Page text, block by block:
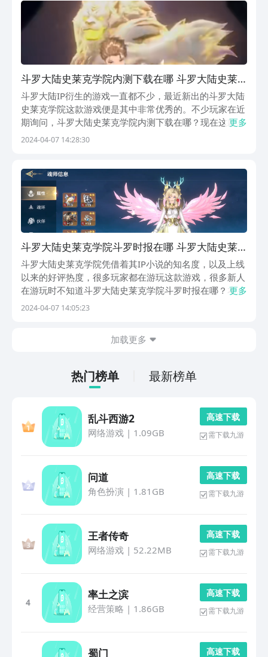
院#...
斗罗大陆史莱克学院内测下载在哪 斗罗大陆史莱
克学院内测版下载安装链接盘点
斗罗大陆IP衍生的游戏一直都不少，最近新出的斗罗大陆
史莱克学院这款游戏便是其中非常优秀的。不少玩家在近
期询问，斗罗大陆史莱克学院内测下载在哪？现在这款游
戏的内测已经结束了，大家可以直接通过下面的链接来下
更多
2024-04-07 14:28:30
斗罗大陆史莱克学院斗罗时报在哪 斗罗大陆史莱
克学院斗罗时报位置推荐
斗罗大陆史莱克学院凭借着其IP小说的知名度，以及上线
以来的好评热度，很多玩家都在游玩这款游戏，很多新人
在游玩时不知道斗罗大陆史莱克学院斗罗时报在哪？本文
就给大家分享一下斗罗时报的位置，希望能给到大家帮
更多
2024-04-07 14:05:23
加载更多
热门榜单 最新榜单
乱斗西游2
网络游戏| 1.09GB
高 速 下 载
需下载九游
问道
角色扮演 | 1.81GB
高 速 下 载
需下载九游
王者传奇
网络游戏| 52.22MB
高 速 下 载
需下载九游
4
率土之滨
经营策略 | 1.86GB
高 速 下 载
需下载九游
蜀门 高 速 下 载